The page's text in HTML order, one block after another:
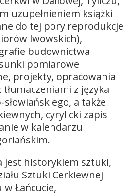
uzupełnieniem książki
do tej pory reprodukcje
lwowskich),
budownictwa
pomiarowe
projekty, opracowania
z języka
a także
cyrylicki zapis
w kalendarzu
jest historykiem sztuki,
Sztuki Cerkiewnej
Łańcucie,